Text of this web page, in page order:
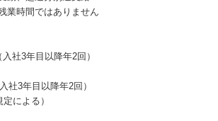
業時間ではありません
社3年目以降年2回）
社3年目以降年2回）
による）